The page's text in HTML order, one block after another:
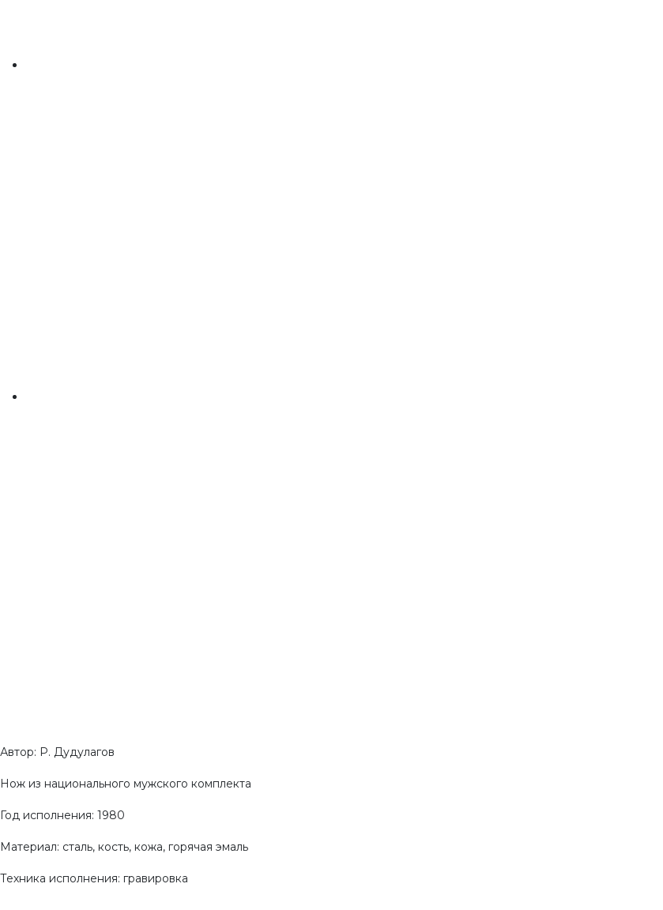
Автор: Р. Дудулагов
Нож из национального мужского комплекта
Год исполнения: 1980
Материал: сталь, кость, кожа, горячая эмаль
Техника исполнения: гравировка